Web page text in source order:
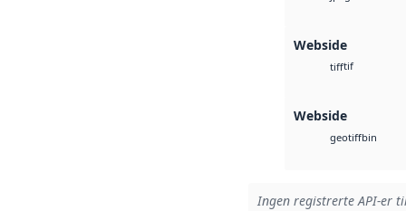
Webside
tifftif
Webside
geotiffbin
Ingen registrerte API-er